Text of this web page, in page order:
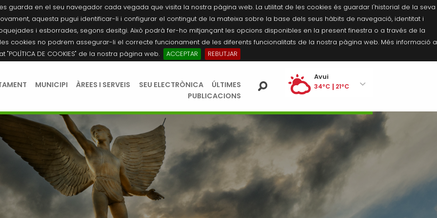
guarda en el seu navegador cada vegada que visita la nostra pàgina web. La utilitat de les cookies és guardar l'historial de la seva
aquesta pugui identificar-li i configurar el contingut de la mateixa sobre la base dels seus hàbits de navegació, identitat i
i esborrades, segons desitgi. Això podrà fer-ho mitjançant les opcions disponibles en la present finestra o a través de la
cookies no podrem assegurar-li el correcte funcionament de les diferents funcionalitats de la nostra pàgina web. Més informació a
"POLÍTICA DE COOKIES" de la nostra pàgina web.
ACCEPTAR
REBUTJAR
MUNICIPI ÀREES I SERVEIS SEU ELECTRÒNICA
ÚLTIMES
PUBLICACIONS
Avui
34ºC 21ºC
35ºC 21ºC
Dilluns
35ºC
21ºC